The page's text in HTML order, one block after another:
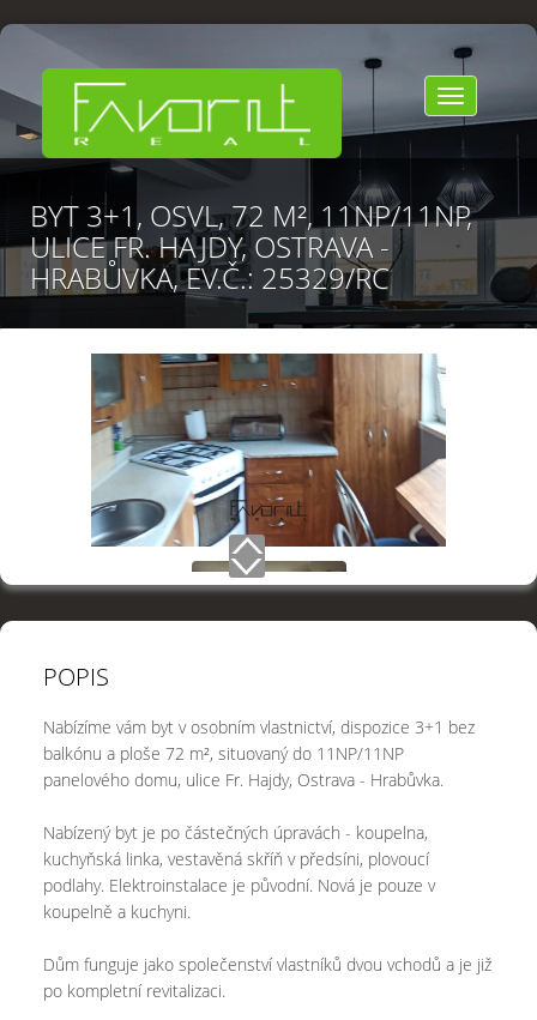
Toggle
navigation
BYT 3+1, OSVL, 72 M², 11NP/11NP,
ULICE FR. HAJDY, OSTRAVA -
HRABŮVKA, EV.Č.: 25329/RC
POPIS
Nabízíme vám byt v osobním vlastnictví, dispozice 3+1 bez
balkónu a ploše 72 m², situovaný do 11NP/11NP
panelového domu, ulice Fr. Hajdy, Ostrava - Hrabůvka.
Nabízený byt je po částečných úpravách - koupelna,
kuchyňská linka, vestavěná skříň v předsíni, plovoucí
podlahy. Elektroinstalace je původní. Nová je pouze v
koupelně a kuchyni.
Dům funguje jako společenství vlastníků dvou vchodů a je již
po kompletní revitalizaci.